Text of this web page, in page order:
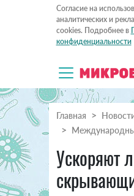
Согласие на
аналитических и
cookies. Подробнее в
конфиденциальности
Главная
Ускоряют